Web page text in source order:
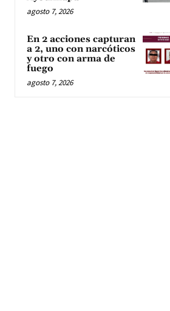
agosto 7, 2026
En 2 acciones capturan
a 2, uno con narcóticos
y otro con arma de
fuego
agosto 7, 2026